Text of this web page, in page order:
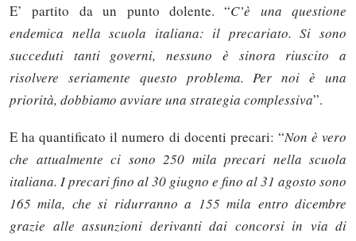
E’ partito da un punto dolente. “C’è una questione
endemica nella scuola italiana: il precariato. Si sono
succeduti tanti governi, nessuno è sinora riuscito a
risolvere seriamente questo problema. Per noi è una
priorità, dobbiamo avviare una strategia complessiva”.
E ha quantificato il numero di docenti precari: “Non è vero
che attualmente ci sono 250 mila precari nella scuola
italiana. I precari fino al 30 giugno e fino al 31 agosto sono
165 mila, che si ridurranno a 155 mila entro dicembre
grazie alle assunzioni derivanti dai concorsi in via di